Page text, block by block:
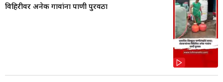
विहिरीवर अनेक गावांना पाणी पुरवठा